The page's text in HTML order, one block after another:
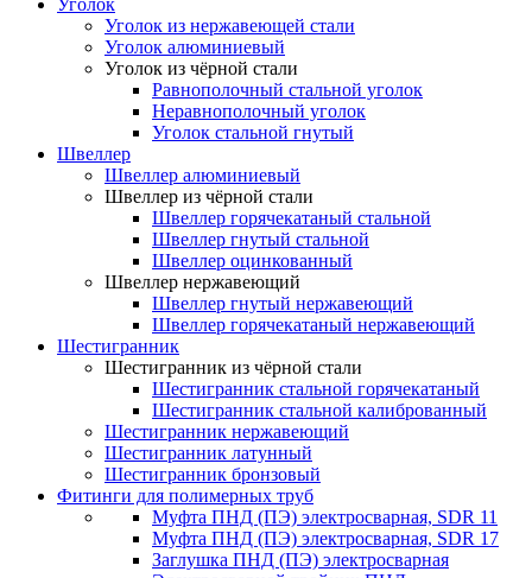
Уголок
Уголок из нержавеющей стали
Уголок алюминиевый
Уголок из чёрной стали
Равнополочный стальной уголок
Неравнополочный уголок
Уголок стальной гнутый
Швеллер
Швеллер алюминиевый
Швеллер из чёрной стали
Швеллер горячекатаный стальной
Швеллер гнутый стальной
Швеллер оцинкованный
Швеллер нержавеющий
Швеллер гнутый нержавеющий
Швеллер горячекатаный нержавеющий
Шестигранник
Шестигранник из чёрной стали
Шестигранник стальной горячекатаный
Шестигранник стальной калиброванный
Шестигранник нержавеющий
Шестигранник латунный
Шестигранник бронзовый
Фитинги для полимерных труб
Муфта ПНД (ПЭ) электросварная, SDR 11
Муфта ПНД (ПЭ) электросварная, SDR 17
Заглушка ПНД (ПЭ) электросварная